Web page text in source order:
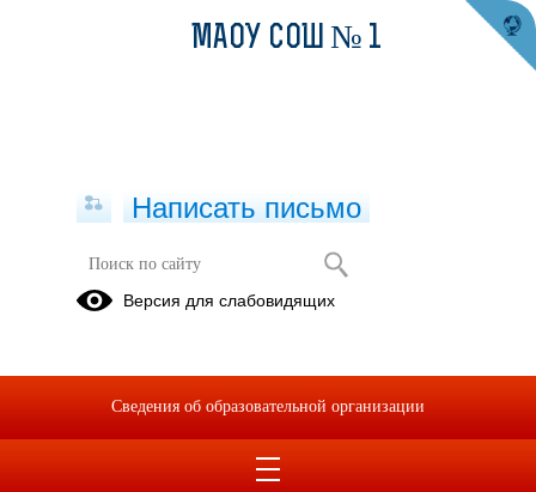
МАОУ СОШ № 1
Написать письмо
Версия для слабовидящих
Сведения об образовательной организации